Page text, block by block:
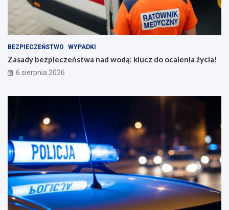
BEZPIECZEŃSTWO WYPADKI
Zasady bezpieczeństwa nad wodą: klucz do ocalenia życia!
6 sierpnia 2026